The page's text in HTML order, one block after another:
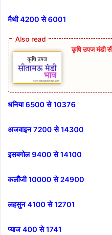
मैथी 4200 से 6001
कृषि उपज मंडी
धनिया 6500 से 10376
अजवाइन 7200 से 14300
इसबगोल 9400 से 14100
कलौंजी 10000 से 24900
लहसुन 4100 से 12701
प्याज 400 से 1741